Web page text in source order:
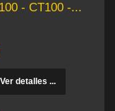
- CT100 -...
Ver detalles ...